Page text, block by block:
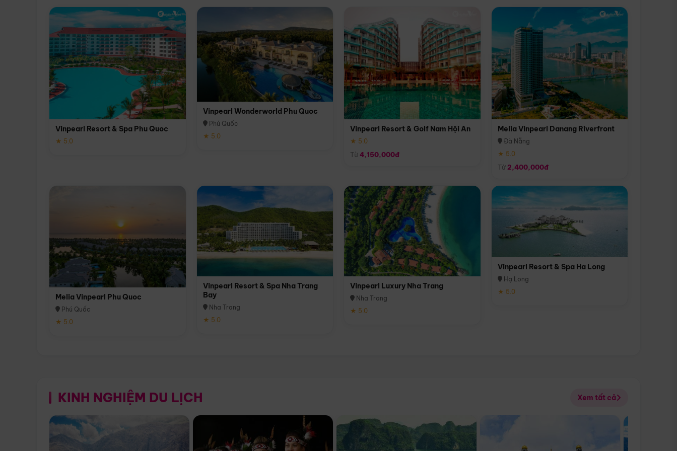
Vinpearl Resort & Spa Phu Quoc
★ 5.0
Vinpearl Wonderworld Phu Quoc
Phú Quốc
★ 5.0
Vinpearl Resort & Golf Nam Hội An
★ 5.0
Từ4,150,000đ
Melia Vinpearl Danang Riverfront
Đà Nẵng
★ 5.0
Từ 2,400,000đ
Melia Vinpearl Phu Quoc
Phú Quốc
★ 5.0
Vinpearl Resort & Spa Nha Trang
Bay
Nha Trang
★ 5.0
Vinpearl Luxury Nha Trang
Nha Trang
★ 5.0
Vinpearl Resort & Spa Ha Long
Hạ Long
★ 5.0
KINH NGHIỆM DU LỊCH Xem tất cả